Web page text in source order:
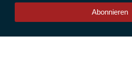
Abonnieren